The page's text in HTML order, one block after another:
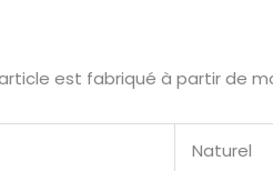
est fabriqué à partir de
Naturel